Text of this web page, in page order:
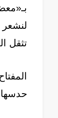
لنشعر
تثقل